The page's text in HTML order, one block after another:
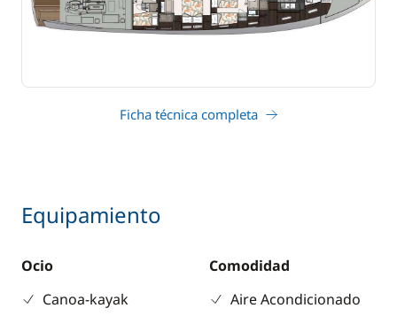
Ficha técnica completa
Equipamiento
Ocio
Canoa-kayak
Comodidad
Aire Acondicionado